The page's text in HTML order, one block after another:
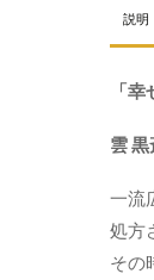
説明
「
雲黒
一流
処方
その